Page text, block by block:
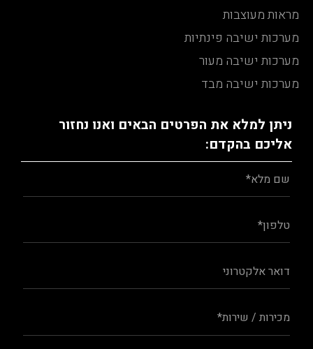
מראות מעוצבות
מערכות ישיבה פינתיות
מערכות ישיבה מעור
מערכות ישיבה מבד
ניתן למלא את הפרטים הבאים ואנו נחזור
אליכם בהקדם: